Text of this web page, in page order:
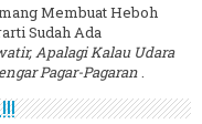
Membuat Heboh
Sudah Ada
Apalagi Kalau Udara
Pagar-Pagaran.